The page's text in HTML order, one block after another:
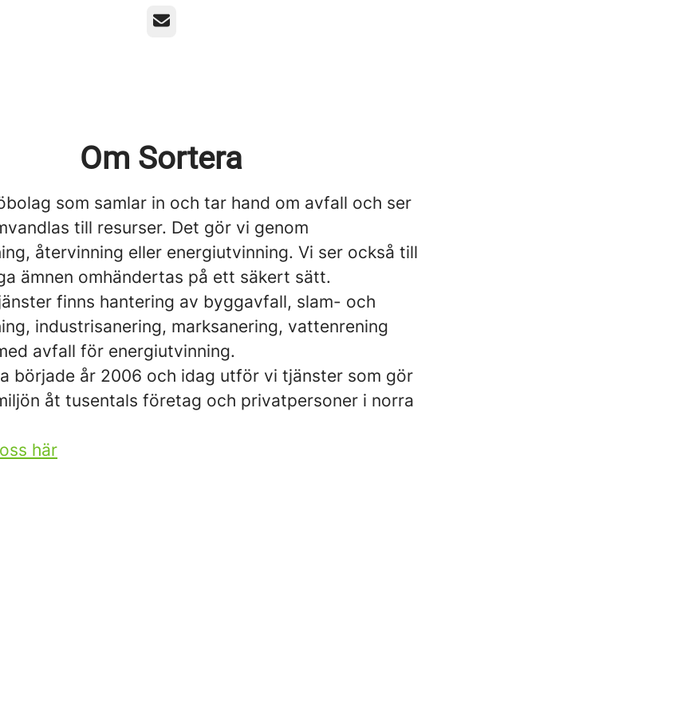
E-post
Om Sortera
som samlar in och tar hand om avfall och ser
till resurser. Det gör vi genom
återvinning eller energiutvinning. Vi ser också till
ämnen omhändertas på ett säkert sätt.
finns hantering av byggavfall, slam- och
industrisanering, marksanering, vattenrening
avfall för energiutvinning.
började år 2006 och idag utför vi tjänster som gör
åt tusentals företag och privatpersoner i norra
här